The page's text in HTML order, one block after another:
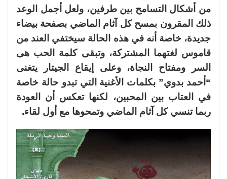
من أشكال التسامح بين طرفين، ولعل أجمل الوعد
ذلك المقرون بمسح كل آثام الماضي بصفحة بيضاء
جديدة، خاصة أنه في هذه الحالة سيختفي العند من
قاموس لغتهما المشتركة، وتبقى كلمة الحب هى
السر ومفتاح النجاة، وعلى إيقاع الجيتار يتغنى
“أحمد بدوي” بكلمات الأغنية التي تبدو حالة خاصة
في العتاب بين المحبين، لكنها تعكس أن العودة
ربما تنسي كل آثام الماضي وتمحوها مع أول لقاء.